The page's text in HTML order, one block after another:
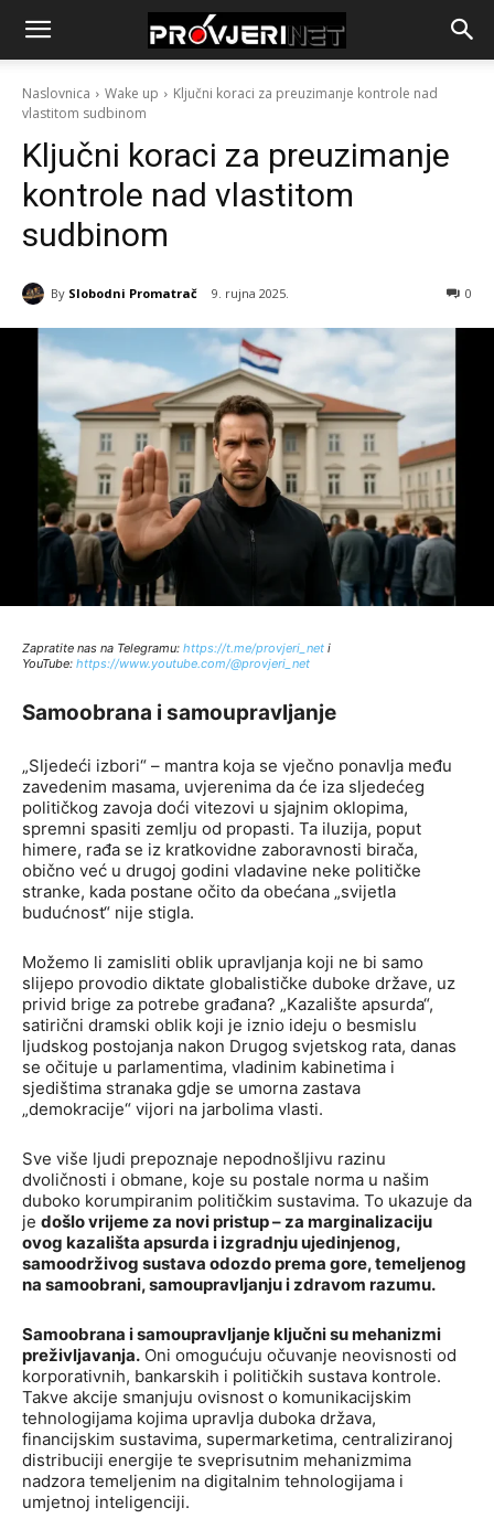
Naslovnica Wake up
Ključni koraci za preuzimanje kontrole nad
vlastitom sudbinom
Ključni koraci za preuzimanje
kontrole nad vlastitom
sudbinom
By Slobodni Promatrač 9. rujna 2025. 0
Zapratite nas na Telegramu: https://t.me/provjeri_net i
YouTube: https://www.youtube.com/@provjeri_net
Samoobrana i samoupravljanje
„Sljedeći izbori“ – mantra koja se vječno ponavlja među
zavedenim masama, uvjerenima da će iza sljedećeg
političkog zavoja doći vitezovi u sjajnim oklopima,
spremni spasiti zemlju od propasti. Ta iluzija, poput
himere, rađa se iz kratkovidne zaboravnosti birača,
obično već u drugoj godini vladavine neke političke
stranke, kada postane očito da obećana „svijetla
budućnost“ nije stigla.
Možemo li zamisliti oblik upravljanja koji ne bi samo
slijepo provodio diktate globalističke duboke države, uz
privid brige za potrebe građana? „Kazalište apsurda“,
satirični dramski oblik koji je iznio ideju o besmislu
ljudskog postojanja nakon Drugog svjetskog rata, danas
se očituje u parlamentima, vladinim kabinetima i
sjedištima stranaka gdje se umorna zastava
„demokracije“ vijori na jarbolima vlasti.
Sve više ljudi prepoznaje nepodnošljivu razinu
dvoličnosti i obmane, koje su postale norma u našim
duboko korumpiranim političkim sustavima. To ukazuje da
je došlo vrijeme za novi pristup – za marginalizaciju
ovog kazališta apsurda i izgradnju ujedinjenog,
samoodrživog sustava odozdo prema gore, temeljenog
na samoobrani, samoupravljanju i zdravom razumu.
Samoobrana i samoupravljanje ključni su mehanizmi
preživljavanja. Oni omogućuju očuvanje neovisnosti od
korporativnih, bankarskih i političkih sustava kontrole.
Takve akcije smanjuju ovisnost o komunikacijskim
tehnologijama kojima upravlja duboka država,
financijskim sustavima, supermarketima, centraliziranoj
distribuciji energije te sveprisutnim mehanizmima
nadzora temeljenim na digitalnim tehnologijama i
umjetnoj inteligenciji.